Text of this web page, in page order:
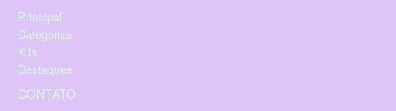
Principal
Categorias
Kits
Destaques
CONTATO